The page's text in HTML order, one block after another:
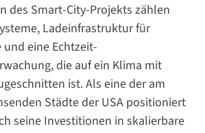
des Smart-City-Projekts zählen
Ladeinfrastruktur für
eine Echtzeit-
die auf ein Klima mit
ist. Als eine der am
Städte der USA positioniert
seine Investitionen in skalierbare